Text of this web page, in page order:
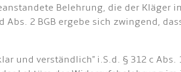
Belehrung, die der
2 BGB ergebe sich zwingend,
und verständlich" i.S.d. § 312 c Abs.